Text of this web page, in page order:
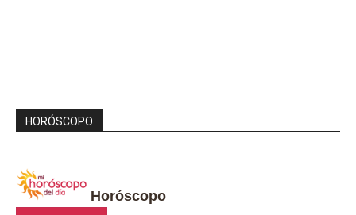
HORÓSCOPO
Horóscopo